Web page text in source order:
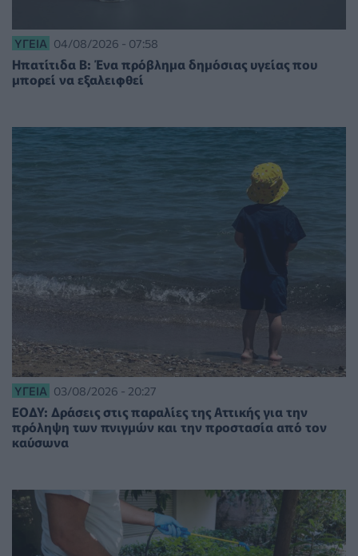
ΥΓΕΊΑ 04/08/2026 - 07:58
Ηπατίτιδα Β: Ένα πρόβλημα δημόσιας υγείας που
μπορεί να εξαλειφθεί
ΥΓΕΊΑ 03/08/2026 - 20:27
ΕΟΔΥ: Δράσεις στις παραλίες της Αττικής για την
πρόληψη των πνιγμών και την προστασία από τον
καύσωνα